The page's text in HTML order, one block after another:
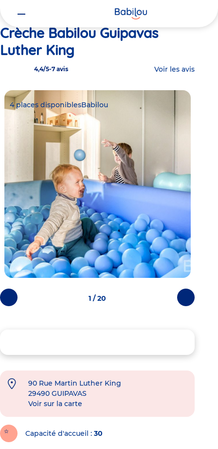
Crèche Babilou Guipavas
Luther King
4,4/5-7 avis Voir les avis
Photos
précédentes
Photos
suivantes
4 places disponiblesBabilou
1 / 20
90 Rue Martin Luther King
29490 GUIPAVAS
Voir sur la carte
Capacité d'accueil 30